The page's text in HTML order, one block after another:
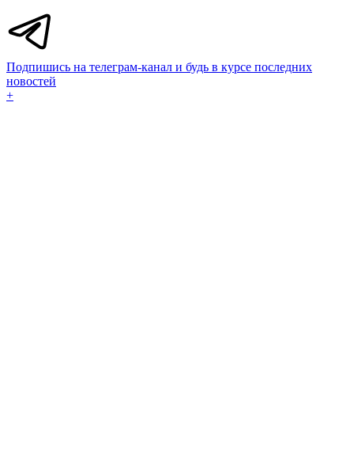
Подпишись на телеграм-канал и будь в курсе последних
новостей
+